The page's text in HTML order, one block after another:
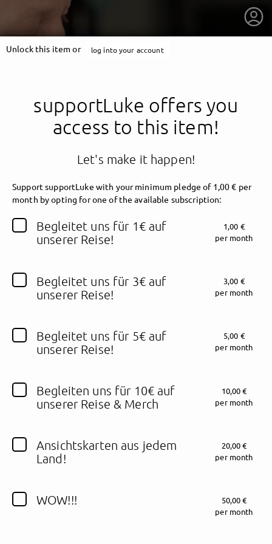
getnext to supportLuke
About Posts
Unlock this item or log into your account
supportLuke offers you
access to this item!
Let's make it happen!
Support supportLuke with your minimum pledge of 1,00 € per
month by opting for one of the available subscription:
Begleitet uns für 1€ auf
unserer Reise!
1,00 €
per month
Begleitet uns für 3€ auf
unserer Reise!
3,00 €
per month
Begleitet uns für 5€ auf
unserer Reise!
5,00 €
per month
Begleiten uns für 10€ auf
unserer Reise & Merch
10,00 €
per month
Ansichtskarten aus jedem
Land!
20,00 €
per month
WOW!!!
50,00 €
per month
Follow
and immediately